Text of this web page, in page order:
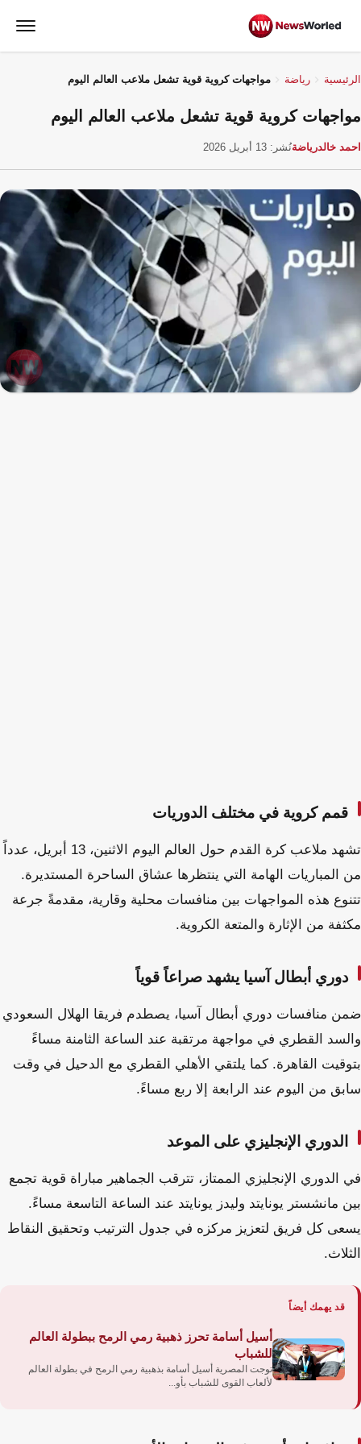
الرئيسية رياضة مواجهات كروية قوية تشعل ملاعب العالم اليوم
مواجهات كروية قوية تشعل ملاعب العالم اليوم
احمد خالدرياضةنُشر: 13 أبريل 2026
قمم كروية في مختلف الدوريات
تشهد ملاعب كرة القدم حول العالم اليوم الاثنين، 13 أبريل، عدداً
من المباريات الهامة التي ينتظرها عشاق الساحرة المستديرة.
تتنوع هذه المواجهات بين منافسات محلية وقارية، مقدمةً جرعة
مكثفة من الإثارة والمتعة الكروية.
دوري أبطال آسيا يشهد صراعاً قوياً
ضمن منافسات دوري أبطال آسيا، يصطدم فريقا الهلال السعودي
والسد القطري في مواجهة مرتقبة عند الساعة الثامنة مساءً
بتوقيت القاهرة. كما يلتقي الأهلي القطري مع الدحيل في وقت
سابق من اليوم عند الرابعة إلا ربع مساءً.
الدوري الإنجليزي على الموعد
في الدوري الإنجليزي الممتاز، تترقب الجماهير مباراة قوية تجمع
بين مانشستر يونايتد وليدز يونايتد عند الساعة التاسعة مساءً.
يسعى كل فريق لتعزيز مركزه في جدول الترتيب وتحقيق النقاط
الثلاث.
قد يهمك أيضاً
أسيل أسامة تحرز ذهبية رمي الرمح ببطولة العالم
للشباب
توجت المصرية أسيل أسامة بذهبية رمي الرمح في بطولة العالم
لألعاب القوى للشباب بأو...